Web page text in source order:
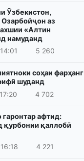
Ӯзбекистон,
Озарбойҷон аз
«Алтин
намуданд
5 260
соҳаи фарҳанг
шуданд
4 702
гаронтар афтид:
қурбонии қаллобӣ
4 221